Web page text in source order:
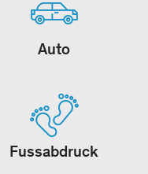
Auto
Fussabdruck